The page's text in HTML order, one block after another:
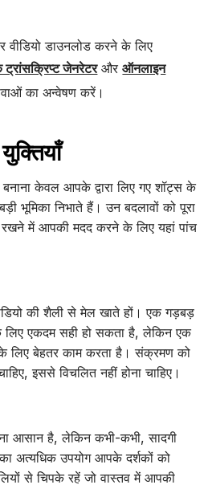
वीडियो डाउनलोड करने के लिए
ट्रांसक्रिप्ट जेनरेटरऔरऑनलाइन
का अन्वेषण करें।
केवल आपके द्वारा लिए गए शॉट्स के
भूमिका निभाते हैं। उन बदलावों को पूरा
में आपकी मदद करने के लिए यहां पांच
की शैली से मेल खाते हों। एक गड़बड़
लिए एकदम सही हो सकता है, लेकिन एक
के लिए बेहतर काम करता है। संक्रमण को
इससे विचलित नहीं होना चाहिए।
आसान है, लेकिन कभी-कभी, सादगी
अत्यधिक उपयोग आपके दर्शकों को
से चिपके रहें जो वास्तव में आपकी